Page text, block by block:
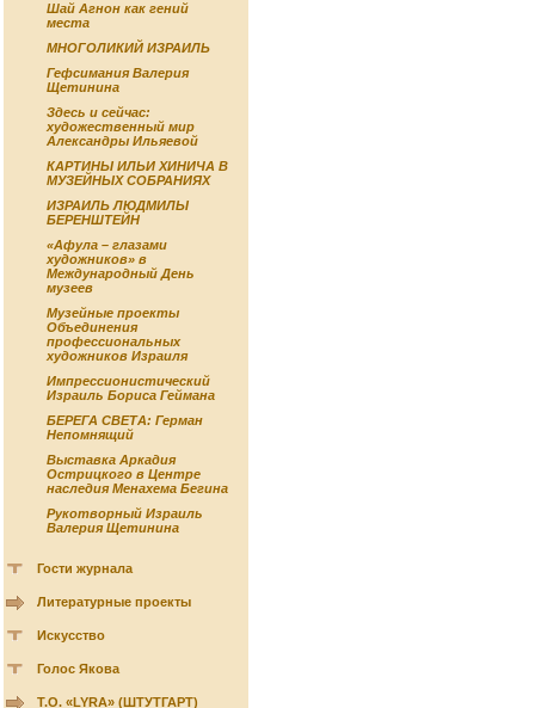
Шай Агнон как гений
места
МНОГОЛИКИЙ ИЗРАИЛЬ
Гефсимания Валерия
Щетинина
Здесь и сейчас:
художественный мир
Александры Ильяевой
КАРТИНЫ ИЛЬИ ХИНИЧА В
МУЗЕЙНЫХ СОБРАНИЯХ
ИЗРАИЛЬ ЛЮДМИЛЫ
БЕРЕНШТЕЙН
«Афула – глазами
художников» в
Международный День
музеев
Музейные проекты
Объединения
профессиональных
художников Израиля
Импрессионистический
Израиль Бориса Геймана
БЕРЕГА СВЕТА: Герман
Непомнящий
Выставка Аркадия
Острицкого в Центре
наследия Менахема Бегина
Рукотворный Израиль
Валерия Щетинина
Гости журнала
Литературные проекты
Искусство
Голос Якова
Т.О. «LYRA» (ШТУТГАРТ)